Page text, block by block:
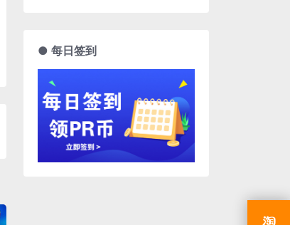
● 每日签到